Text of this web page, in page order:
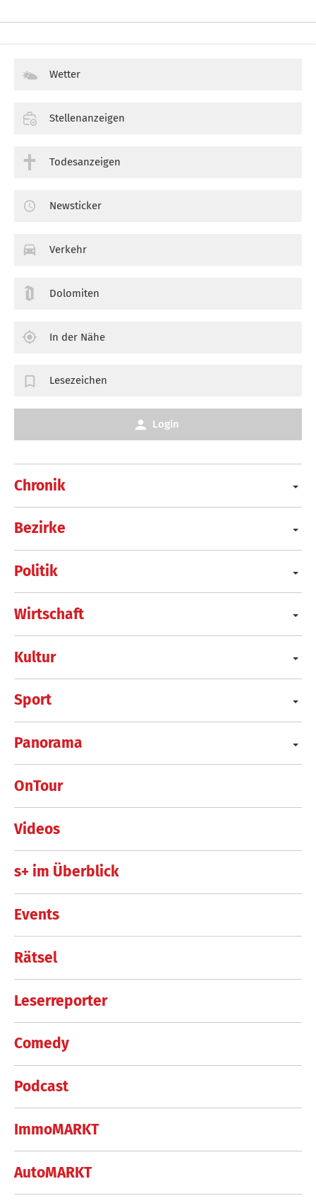
Chronik
Bezirke
Politik
Wirtschaft
Kultur
Sport
Panorama
OnTour
Videos
s+ im Überblick
Events
Rätsel
Leserreporter
Comedy
Podcast
ImmoMARKT
AutoMARKT
Wetter
Stellenanzeigen
Todesanzeigen
Newsticker
Verkehr
Dolomiten
In der Nähe
Lesezeichen
Login